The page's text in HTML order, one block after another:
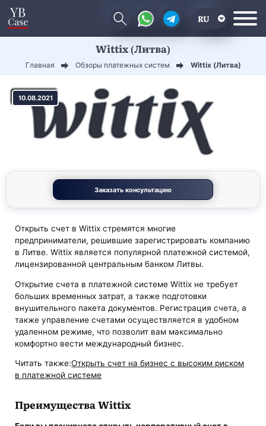
RU
CN
Wittix (Литва)
Главная Обзоры платежных систем Wittix (Литва)
10.08.2021
Заказать консультацию
Открыть счет в Wittix стремятся многие
предприниматели, решившие зарегистрировать компанию
в Литве. Wittix является популярной платежной системой,
лицензированной центральным банком Литвы.
Открытие счета в платежной системе Wittix не требует
больших временных затрат, а также подготовки
внушительного пакета документов. Регистрация счета, а
также управление счетами осуществляется в удобном
удаленном режиме, что позволит вам максимально
комфортно вести международный бизнес.
Читать также:Открыть счет на бизнес с высоким риском
в платежной системе
Преимущества Wittix